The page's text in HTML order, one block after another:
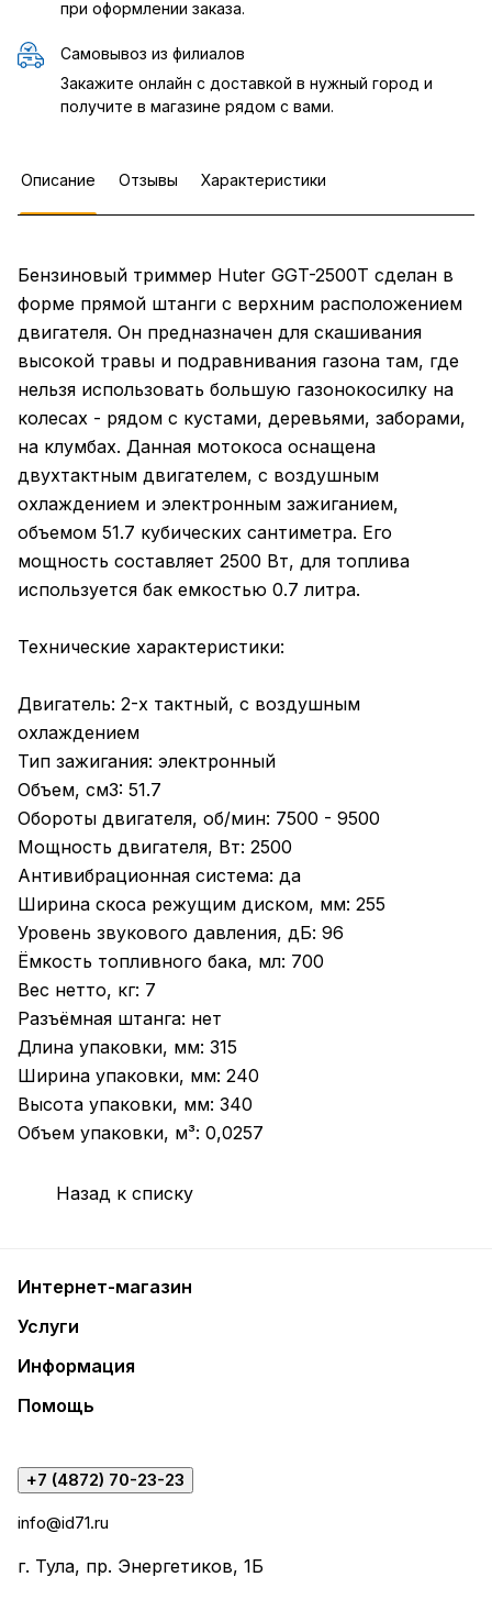
при оформлении заказа.
Самовывоз из филиалов
Закажите онлайн с доставкой в нужный город и
получите в магазине рядом с вами.
Описание Отзывы Характеристики
Бензиновый триммер Huter GGT-2500T сделан в
форме прямой штанги с верхним расположением
двигателя. Он предназначен для скашивания
высокой травы и подравнивания газона там, где
нельзя использовать большую газонокосилку на
колесах - рядом с кустами, деревьями, заборами,
на клумбах. Данная мотокоса оснащена
двухтактным двигателем, с воздушным
охлаждением и электронным зажиганием,
объемом 51.7 кубических сантиметра. Его
мощность составляет 2500 Вт, для топлива
используется бак емкостью 0.7 литра.
Технические характеристики:
Двигатель: 2-х тактный, с воздушным
охлаждением
Тип зажигания: электронный
Объем, см3: 51.7
Обороты двигателя, об/мин: 7500 - 9500
Мощность двигателя, Вт: 2500
Антивибрационная система: да
Ширина скоса режущим диском, мм: 255
Уровень звукового давления, дБ: 96
Ёмкость топливного бака, мл: 700
Вес нетто, кг: 7
Разъёмная штанга: нет
Длина упаковки, мм: 315
Ширина упаковки, мм: 240
Высота упаковки, мм: 340
Объем упаковки, м³: 0,0257
Назад к списку
Интернет-магазин
Услуги
Информация
Помощь
+7 (4872) 70-23-23
info@id71.ru
г. Тула, пр. Энергетиков, 1Б